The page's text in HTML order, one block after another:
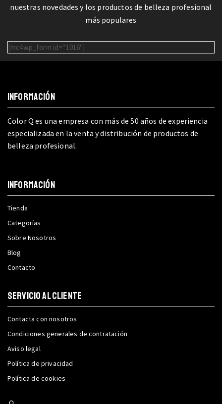
nuestras novedades y los productos de belleza profesional
más populares
[mc4wp_form id="1016"]
INFORMACIÓN
Color Q es una empresa con más de 50 años de experiencia
especializada en la venta y distribución de productos de
belleza profesional.
INFORMACIÓN
Tienda
Categorías
Sobre Nosotros
Blog
Contacto
SERVICIO AL CLIENTE
Contacta con nosotros
Condiciones generales de contratación
Aviso legal
Política de privacidad
Política de cookies